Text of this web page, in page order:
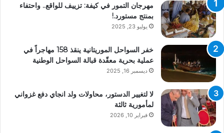
مهرجان التمور في كيفة: تزييف للواقع.. واحتفاء
بمنتج مستورد.!
يوليو 23, 2025
خفر السواحل الموريتانية ينقذ 158 مهاجراً في
عملية بحرية معقّدة قبالة السواحل الوطنية
ديسمبر 16, 2025
لا لتغيير الدستور، محاولات ولد انجاي دفع غزواني
لمأمورية ثالثة
فبراير 10, 2026